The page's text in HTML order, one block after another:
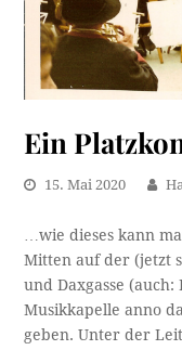
Ein
15. Mai 2020
…wie dieses kann
Mitten auf der (jetzt
und Daxgasse
Musikkapelle anno
geben. Unter der